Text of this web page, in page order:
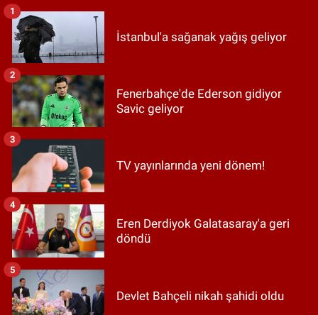
İstanbul'a sağanak yağış geliyor
1
Fenerbahçe'de Ederson gidiyor
Savic geliyor
2
TV yayınlarında yeni dönem!
3
Eren Derdiyok Galatasaray'a geri
döndü
4
Devlet Bahçeli nikah şahidi oldu
5